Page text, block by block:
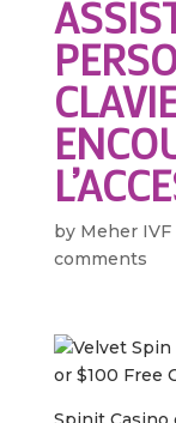
by Meher IVF
comments